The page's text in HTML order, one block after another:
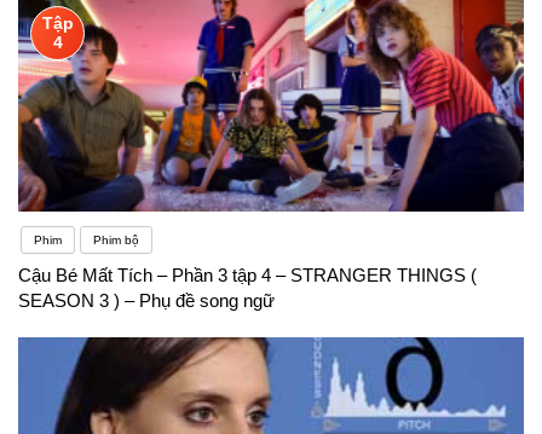
Tập
4
Phim Phim bộ
Cậu Bé Mất Tích – Phần 3 tập 4 – STRANGER THINGS (
SEASON 3 ) – Phụ đề song ngữ